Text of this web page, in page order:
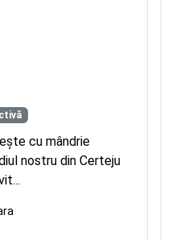
cu mândrie
nostru din Certeju